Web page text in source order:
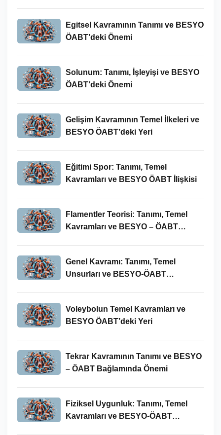
Egitsel Kavramının Tanımı ve BESYO
ÖABT’deki Önemi
Solunum: Tanımı, İşleyişi ve BESYO
ÖABT’deki Önemi
Gelişim Kavramının Temel İlkeleri ve
BESYO ÖABT’deki Yeri
Eğitimi Spor: Tanımı, Temel
Kavramları ve BESYO ÖABT İlişkisi
Flamentler Teorisi: Tanımı, Temel
Kavramları ve BESYO – ÖABT
Genel Kavramı: Tanımı, Temel
Unsurları ve BESYO-ÖABT
Voleybolun Temel Kavramları ve
BESYO ÖABT’deki Yeri
Tekrar Kavramının Tanımı ve BESYO
– ÖABT Bağlamında Önemi
Fiziksel Uygunluk: Tanımı, Temel
Kavramları ve BESYO-ÖABT